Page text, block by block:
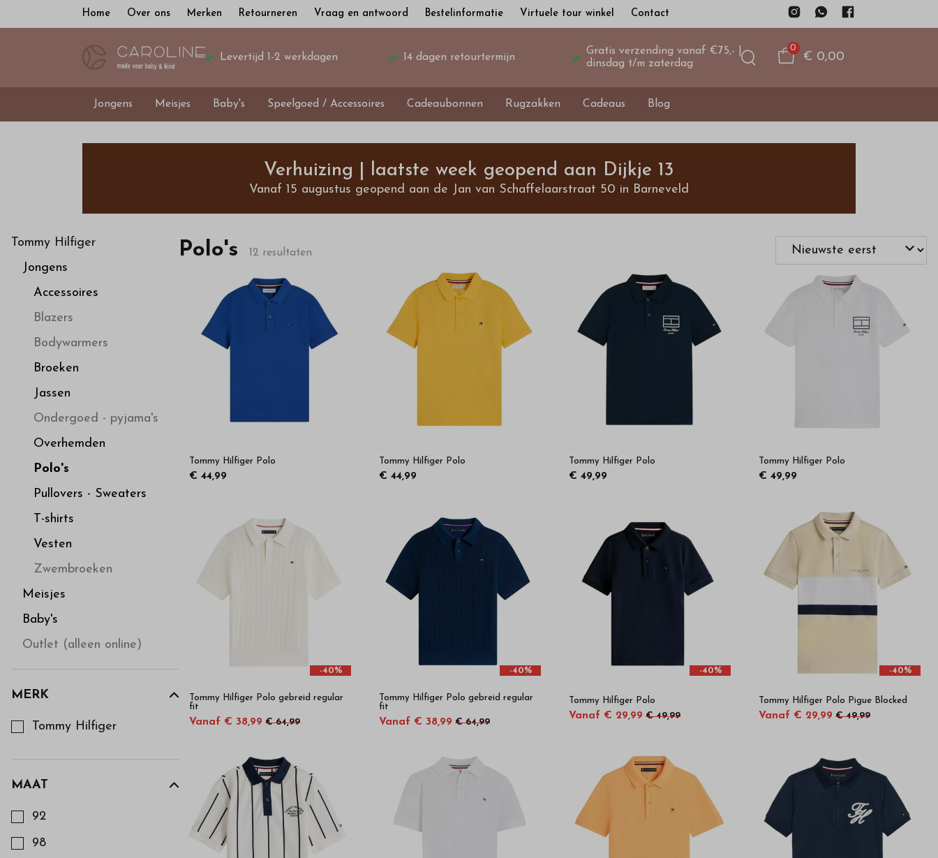
Home Over ons Merken Retourneren Vraag en antwoord Bestelinformatie Virtuele tour winkel Contact
Levertijd 1-2 werkdagen 14 dagen retourtermijn
Gratis verzending vanaf €75,- |
dinsdag t/m zaterdag
0
€ 0,00
Jongens Meisjes Baby's Speelgoed / Accessoires Cadeaubonnen Rugzakken Cadeaus Blog
Polo's
Bestel
kinderkleding
van
hoge
kwaliteit
onze
webshop
Verhuizing | laatste week geopend aan Dijkje 13
Vanaf 15 augustus geopend aan de Jan van Schaffelaarstraat 50 in Barneveld
Tommy Hilfiger
Jongens
Accessoires
Blazers
Bodywarmers
Broeken
Jassen
Ondergoed - pyjama's
Overhemden
Polo's
Pullovers - Sweaters
T-shirts
Vesten
Zwembroeken
Meisjes
Baby's
Outlet (alleen online)
MERK
Kies een Merk om op te filteren
Tommy Hilfiger
MAAT
92
98
Polo's 12 resultaten
Tommy Hilfiger Polo
€ 44,99
Tommy Hilfiger Polo
€ 44,99
Tommy Hilfiger Polo
€ 49,99
Tommy Hilfiger Polo
€ 49,99
-40%
Tommy Hilfiger Polo gebreid regular
fit
Vanaf € 38,99 € 64,99
-40%
Tommy Hilfiger Polo gebreid regular
fit
Vanaf € 38,99 € 64,99
-40%
Tommy Hilfiger Polo
Vanaf € 29,99 € 49,99
-40%
Tommy Hilfiger Polo Pigue Blocked
Vanaf € 29,99 € 49,99